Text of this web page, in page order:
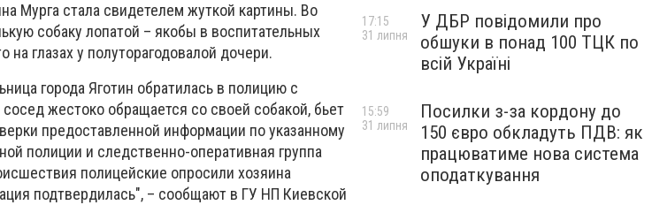
Мурга стала свидетелем жуткой картины. Во
собаку лопатой – якобы в воспитательных
глазах у полуторагодовалой дочери.
города Яготин обратилась в полицию с
жестоко обращается со своей собакой, бьет
предоставленной информации по указанному
полиции и следственно-оперативная группа
полицейские опросили хозяина
подтвердилась", – сообщают в ГУ НП Киевской
У ДБР повідомили про
обшуки в понад 100 ТЦК по
всій Україні
17:15
31 липня
Посилки з-за кордону до
150 євро обкладуть ПДВ: як
працюватиме нова система
оподаткування
15:59
31 липня